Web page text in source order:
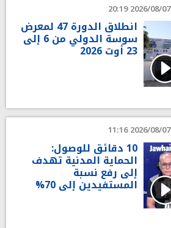
2026/08/07 20:19
انطلاق الدورة 47 لمعرض
سوسة الدولي من 6 إلى
23 أوت 2026
2026/08/07 11:16
10 دقائق للوصول:
الحماية المدنية تهدف
إلى رفع نسبة
المستفيدين إلى 70%